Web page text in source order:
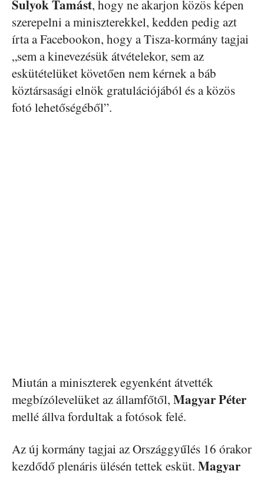
Sulyok Tamást, hogy ne akarjon közös képen
szerepelni a miniszterekkel, kedden pedig azt
írta a Facebookon, hogy a Tisza-kormány tagjai
„sem a kinevezésük átvételekor, sem az
eskütételüket követően nem kérnek a báb
köztársasági elnök gratulációjából és a közös
fotó lehetőségéből”.
Miután a miniszterek egyenként átvették
megbízólevelüket az államfőtől, Magyar Péter
mellé állva fordultak a fotósok felé.
Az új kormány tagjai az Országgyűlés 16 órakor
kezdődő plenáris ülésén tettek esküt. Magyar